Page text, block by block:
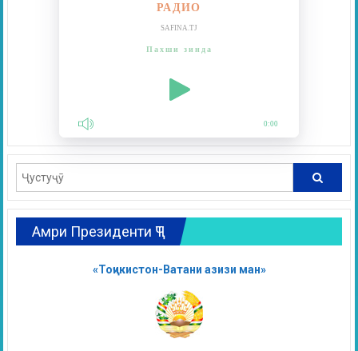
РАДИО
SAFINA.TJ
Пахши зинда
0:00
Амри Президенти ҶТ
«Тоҷикистон-Ватани азизи ман»